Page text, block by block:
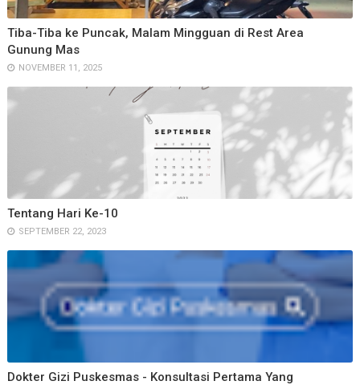
Tiba-Tiba ke Puncak, Malam Mingguan di Rest Area
Gunung Mas
NOVEMBER 11, 2025
Tentang Hari Ke-10
SEPTEMBER 22, 2023
Dokter Gizi Puskesmas - Konsultasi Pertama Yang